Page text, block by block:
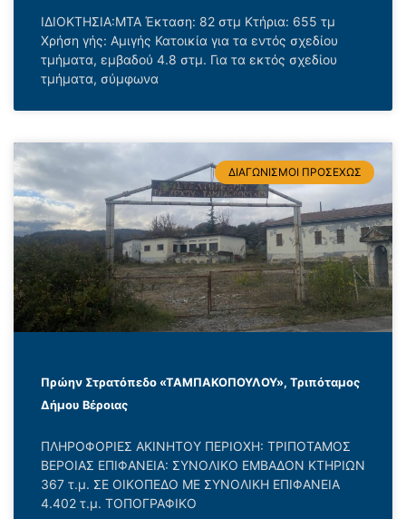
ΙΔΙΟΚΤΗΣΙΑ:ΜΤΑ Έκταση: 82 στμ Κτήρια: 655 τμ
Χρήση γής: Αμιγής Κατοικία για τα εντός σχεδίου
τμήματα, εμβαδού 4.8 στμ. Για τα εκτός σχεδίου
τμήματα, σύμφωνα
ΔΙΑΓΩΝΙΣΜΟΙ ΠΡΟΣΕΧΩΣ
Πρώην Στρατόπεδο «ΤΑΜΠΑΚΟΠΟΥΛΟΥ», Τριπόταμος
Δήμου Βέροιας
ΠΛΗΡΟΦΟΡΙΕΣ ΑΚΙΝΗΤΟΥ ΠΕΡΙΟΧΗ: ΤΡΙΠΟΤΑΜΟΣ
ΒΕΡΟΙΑΣ ΕΠΙΦΑΝΕΙΑ: ΣΥΝΟΛΙΚΟ ΕΜΒΑΔΟΝ ΚΤΗΡΙΩΝ
367 τ.μ. ΣΕ ΟΙΚΟΠΕΔΟ ΜΕ ΣΥΝΟΛΙΚΗ ΕΠΙΦΑΝΕΙΑ
4.402 τ.μ. ΤΟΠΟΓΡΑΦΙΚΟ